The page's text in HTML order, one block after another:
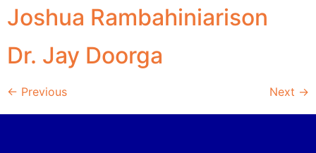
Joshua Rambahiniarison
Dr. Jay Doorga
← Previous Next →